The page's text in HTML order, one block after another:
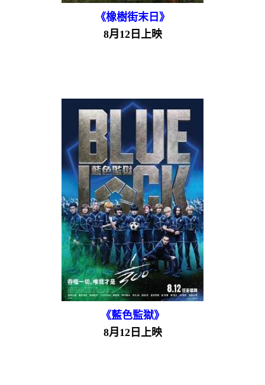
《橡樹街末日》
8月12日上映
《藍色監獄》
8月12日上映